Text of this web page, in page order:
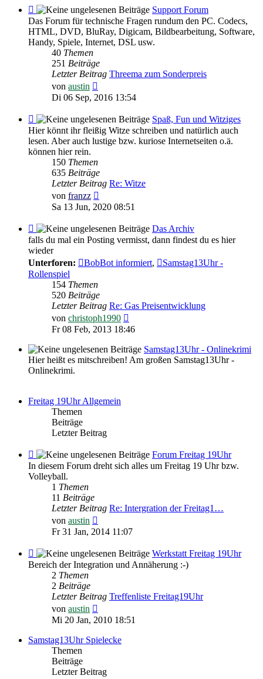
Feed
-
Support
Forum
Support Forum
Das Forum für technische Fragen rundum den PC. Codecs,
HTML, DVD, BluRay, Digicam, Bildbearbeitung, Software,
Handy, Spiele, Internet, DSL usw.
40 Themen
251 Beiträge
Letzter Beitrag Threema zum Sonderpreis
von austin
Beitrag
Di 06 Sep, 2016 13:54
Feed
-
Spaß,
Fun
Witziges
Spaß, Fun und Witziges
Hier könnt ihr fleißig Witze schreiben und natürlich auch
lesen. Aber auch lustige bzw. kuriose Internetseiten o.ä.
können hier rein.
150 Themen
635 Beiträge
Letzter Beitrag Re: Witze
von franzz
Beitrag
Sa 13 Jun, 2020 08:51
Feed
-
Das
Archiv
Das Archiv
falls du mal ein Posting vermisst, dann findest du es hier
wieder
Unterforen:
BobBot informiert,
Samstag13Uhr -
Rollenspiel
154 Themen
520 Beiträge
Letzter Beitrag Re: Gas Preisentwicklung
von christoph1990
Beitrag
Fr 08 Feb, 2013 18:46
Samstag13Uhr - Onlinekrimi
Hier heißt es mitschreiben! Am großen Samstag13Uhr -
Onlinekrimi.
Freitag 19Uhr Allgemein
Themen
Beiträge
Letzter Beitrag
Feed
-
Forum
Freitag
19Uhr
Forum Freitag 19Uhr
In diesem Forum dreht sich alles um Freitag 19 Uhr bzw.
Volleyball.
1 Themen
11 Beiträge
Letzter Beitrag Re: Intergration der Freitag1…
von austin
Beitrag
Fr 31 Jan, 2014 11:07
Feed
-
Werkstatt
Freitag
19Uhr
Werkstatt Freitag 19Uhr
Bereich der Integration und Annäherung :-)
2 Themen
2 Beiträge
Letzter Beitrag Treffenliste Freitag19Uhr
von austin
Beitrag
Mi 20 Jan, 2010 18:51
Samstag13Uhr Spielecke
Themen
Beiträge
Letzter Beitrag